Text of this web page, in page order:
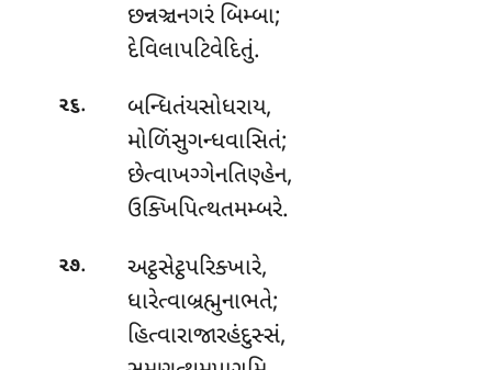
છન્નઞ્ચનગરં બિમ્બા;
દેવિલાપટિવેદિતું.
૨૬.
બન્ધિતંયસોધરાય,
મોળિંસુગન્ધવાસિતં;
છેત્વાખગ્ગેનતિણ્હેન,
ઉક્ખિપિત્થતમમ્બરે.
૨૭. અટ્ઠસેટ્ઠપરિક્ખારે,
ધારેત્વાબ્રહ્મુનાભતે;
હિત્વારાજારહંદુસ્સં,